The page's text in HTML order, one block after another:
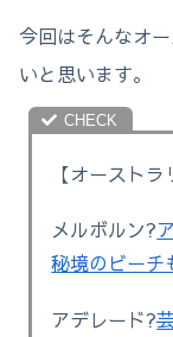
今回はそんなオ
いと思います。
【オーストラ
メルボルン?
秘境のビー
アデレード?